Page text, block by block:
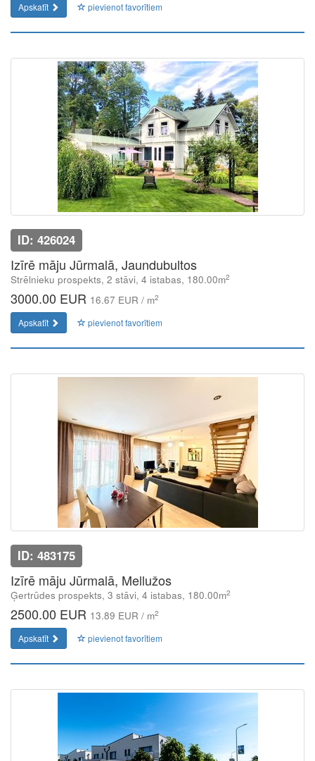
Apskatīt pievienot favorītiem
ID: 426024
Izīrē māju Jūrmalā, Jaundubultos
Strēlnieku prospekts, 2 stāvi, 4 istabas, 180.00m2
3000.00 EUR 16.67 EUR / m2
Apskatīt pievienot favorītiem
ID: 483175
Izīrē māju Jūrmalā, Mellužos
Ģertrūdes prospekts, 3 stāvi, 4 istabas, 180.00m2
2500.00 EUR 13.89 EUR / m2
Apskatīt pievienot favorītiem